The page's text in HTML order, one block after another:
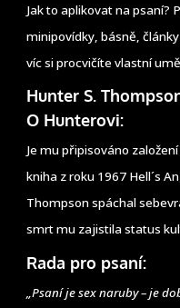
Jak to aplikovat na psaní?
minipovídky, básně,
víc si procvičíte vlastní
Hunter S.
O Hunterovi:
Je mu připisováno
kniha z roku 1967 Hell´s
Thompson spáchal
smrt mu zajistila status
Rada pro psaní:
„Psaní je sex naruby – je